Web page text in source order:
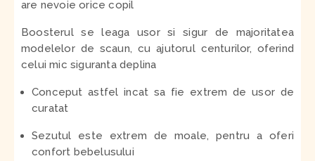
are nevoie orice copil
Boosterul se leaga usor si sigur de majoritatea
modelelor de scaun, cu ajutorul centurilor, oferind
celui mic siguranta deplina
Conceput astfel incat sa fie extrem de usor de
curatat
Sezutul este extrem de moale, pentru a oferi
confort bebelusului